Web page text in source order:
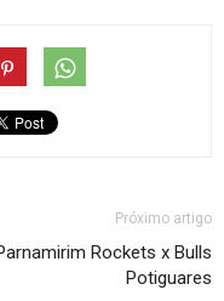
Próximo artigo
Rockets x Bulls
Potiguares